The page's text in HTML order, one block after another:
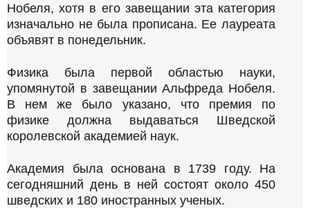
Нобеля, хотя в его завещании эта категория
изначально не была прописана. Ее лауреата
объявят в понедельник.
Физика была первой областью науки,
упомянутой в завещании Альфреда Нобеля.
В нем же было указано, что премия по
физике должна выдаваться Шведской
королевской академией наук.
Академия была основана в 1739 году. На
сегодняшний день в ней состоят около 450
шведских и 180 иностранных ученых.